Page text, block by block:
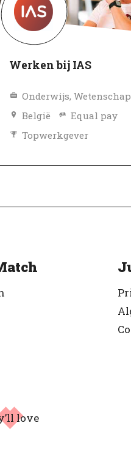
Werken bij IAS
België
Equal pay
Topwerkgever
love